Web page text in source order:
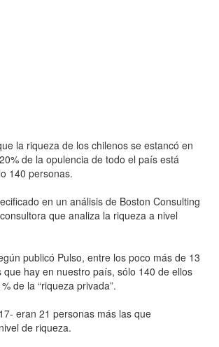
la riqueza de los chilenos se estancó en
de la opulencia de todo el país está
140 personas.
en un análisis de Boston Consulting
que analiza la riqueza a nivel
publicó Pulso, entre los poco más de 13
que hay en nuestro país, sólo 140 de ellos
de la “riqueza privada”.
eran 21 personas más las que
de riqueza.